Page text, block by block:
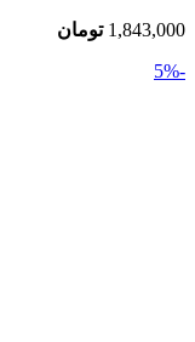
1,843,000 تومان
-5%